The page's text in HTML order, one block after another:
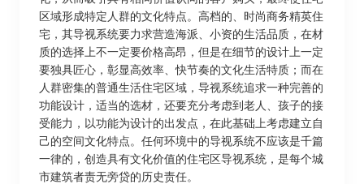
区域形成特定人群的文化特点。高档的、时尚商务精英住
宅，其导视系统要力求营造海派、小资的生活品质，在材
质的选择上不一定要价格高昂，但是在细节的设计上一定
要独具匠心，彰显高效率、快节奏的文化生活特质；而在
人群密集的普通生活住宅区域，导视系统追求一种完善的
功能设计，适当的选材，还要充分考虑到老人、孩子的接
受能力，以功能为设计的出发点，在此基础上考虑建立自
己的空间文化特点。任何环境中的导视系统不应该是千篇
一律的，创造具有文化价值的住宅区导视系统，是每个城
市建筑者责无旁贷的历史责任。